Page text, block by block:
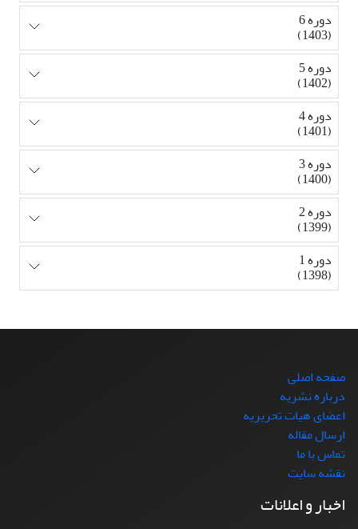
دوره 6
(1403)
دوره 5
(1402)
دوره 4
(1401)
دوره 3
(1400)
دوره 2
(1399)
دوره 1
(1398)
صفحه اصلی
درباره نشریه
اعضای هیات تحریریه
ارسال مقاله
تماس با ما
نقشه سایت
اخبار و اعلانات